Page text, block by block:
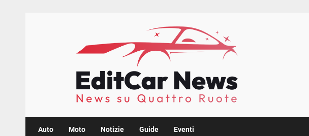
Auto Moto Notizie Guide Eventi